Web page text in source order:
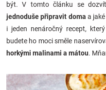
Hračky
a
být. V tomto článku se
jednoduše připravit doma a
i jeden nenáročný recept,
budete ho moci směle
horkými malinami a mátou.